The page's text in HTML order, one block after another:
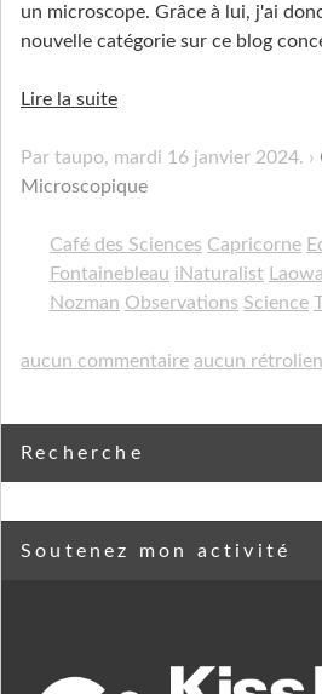
un microscope. Grâce à lui, j'ai
nouvelle catégorie sur ce blog
Lire la suite
Par taupo, mardi 16 janvier 2024.
Microscopique
Café des Sciences Capricorne
Fontainebleau iNaturalist Laowa
Nozman Observations Science
aucun commentaire aucun rétrolien
Recherche
Soutenez mon activité